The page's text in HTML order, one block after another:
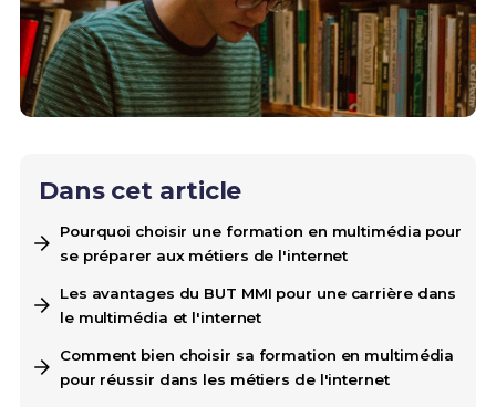
Dans cet article
Pourquoi choisir une formation en multimédia pour
se préparer aux métiers de l'internet
Les avantages du BUT MMI pour une carrière dans
le multimédia et l'internet
Comment bien choisir sa formation en multimédia
pour réussir dans les métiers de l'internet